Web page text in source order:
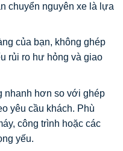
chuyển nguyên xe là lựa
của bạn, không ghép
rủi ro hư hỏng và giao
nhanh hơn so với ghép
yêu cầu khách. Phù
công trình hoặc các
yếu.